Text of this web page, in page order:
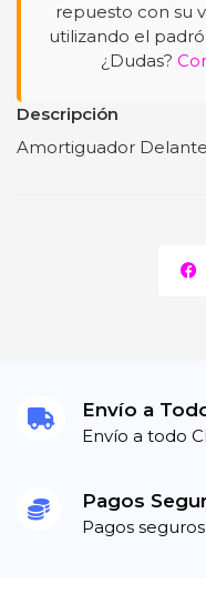
repuesto con su
utilizando el
¿Dudas?
Descripción
Amortiguador
Envío a
Envío a todo
Pagos
Pagos